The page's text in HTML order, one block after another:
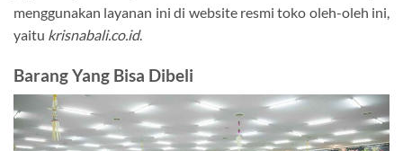
menggunakan layanan ini di website resmi toko oleh-oleh ini,
yaitu krisnabali.co.id.
Barang Yang Bisa Dibeli